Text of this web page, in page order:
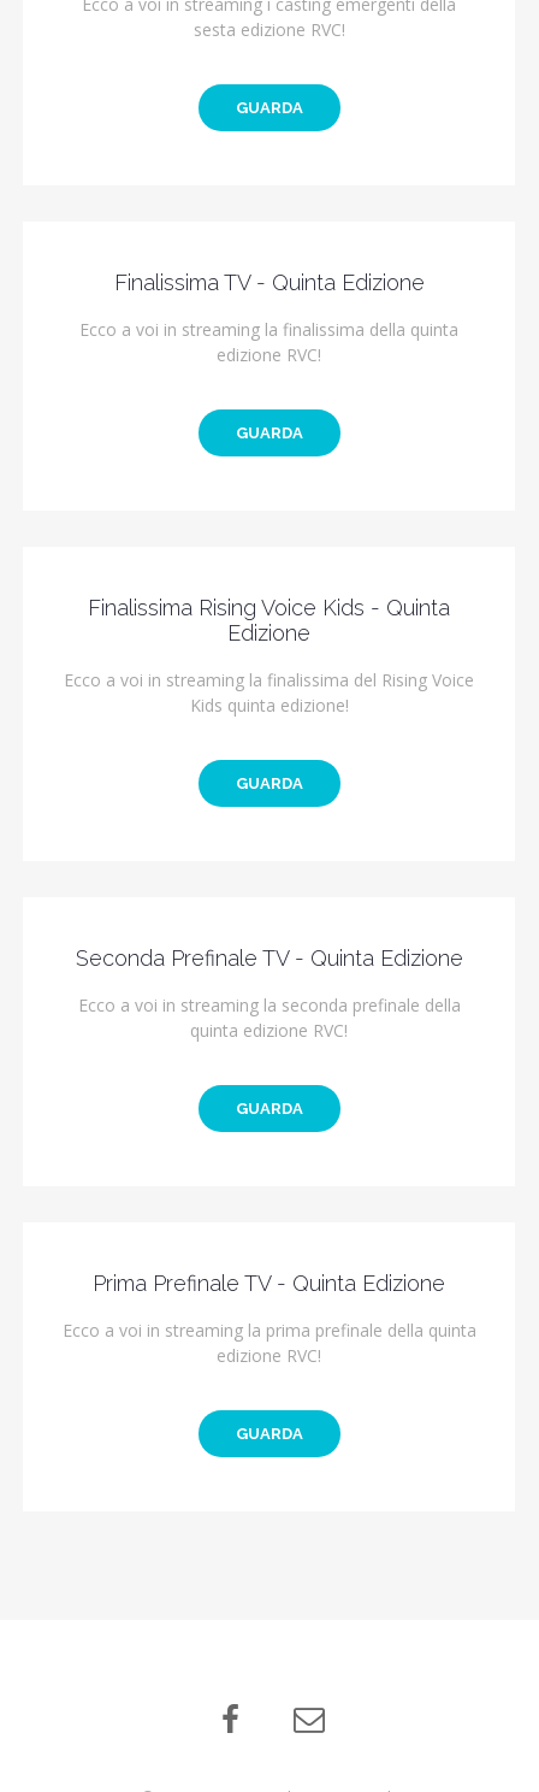
sesta edizione RVC!
GUARDA
Finalissima TV - Quinta Edizione
Ecco a voi in streaming la finalissima della quinta
edizione RVC!
GUARDA
Finalissima Rising Voice Kids - Quinta
Edizione
Ecco a voi in streaming la finalissima del Rising Voice
Kids quinta edizione!
GUARDA
Seconda Prefinale TV - Quinta Edizione
Ecco a voi in streaming la seconda prefinale della
quinta edizione RVC!
GUARDA
Prima Prefinale TV - Quinta Edizione
Ecco a voi in streaming la prima prefinale della quinta
edizione RVC!
GUARDA